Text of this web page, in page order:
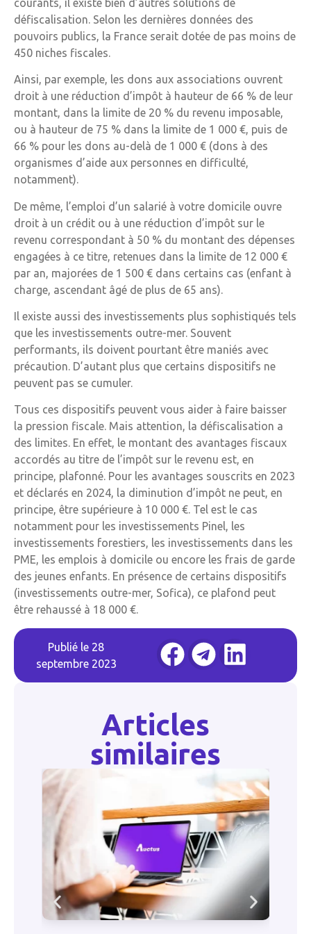
courants, il existe bien d’autres solutions de
défiscalisation. Selon les dernières données des
pouvoirs publics, la France serait dotée de pas moins de
450 niches fiscales.
Ainsi, par exemple, les dons aux associations ouvrent
droit à une réduction d’impôt à hauteur de 66 % de leur
montant, dans la limite de 20 % du revenu imposable,
ou à hauteur de 75 % dans la limite de 1 000 €, puis de
66 % pour les dons au-delà de 1 000 € (dons à des
organismes d’aide aux personnes en difficulté,
notamment).
De même, l’emploi d’un salarié à votre domicile ouvre
droit à un crédit ou à une réduction d’impôt sur le
revenu correspondant à 50 % du montant des dépenses
engagées à ce titre, retenues dans la limite de 12 000 €
par an, majorées de 1 500 € dans certains cas (enfant à
charge, ascendant âgé de plus de 65 ans).
Il existe aussi des investissements plus sophistiqués tels
que les investissements outre-mer. Souvent
performants, ils doivent pourtant être maniés avec
précaution. D’autant plus que certains dispositifs ne
peuvent pas se cumuler.
Tous ces dispositifs peuvent vous aider à faire baisser
la pression fiscale. Mais attention, la défiscalisation a
des limites. En effet, le montant des avantages fiscaux
accordés au titre de l’impôt sur le revenu est, en
principe, plafonné. Pour les avantages souscrits en 2023
et déclarés en 2024, la diminution d’impôt ne peut, en
principe, être supérieure à 10 000 €. Tel est le cas
notamment pour les investissements Pinel, les
investissements forestiers, les investissements dans les
PME, les emplois à domicile ou encore les frais de garde
des jeunes enfants. En présence de certains dispositifs
(investissements outre-mer, Sofica), ce plafond peut
être rehaussé à 18 000 €.
Publié le 28
septembre 2023
Articles
similaires